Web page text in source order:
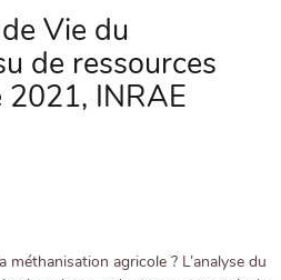
Vie du
de ressources
INRAE
agricole ? L’analyse du